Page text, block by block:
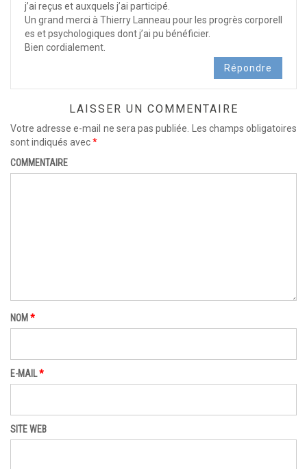
j’ai reçus et auxquels j’ai participé.
Un grand merci à Thierry Lanneau pour les progrès corporell
es et psychologiques dont j’ai pu bénéficier.
Bien cordialement.
Répondre
LAISSER UN COMMENTAIRE
Votre adresse e-mail ne sera pas publiée.
Les champs obligatoires
sont indiqués avec*
COMMENTAIRE
NOM *
E-MAIL*
SITE WEB